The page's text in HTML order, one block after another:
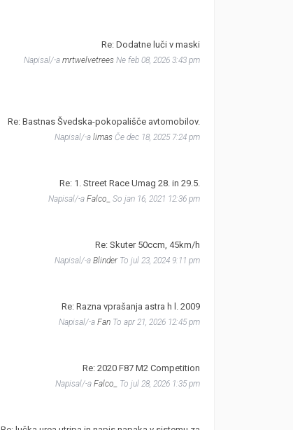
Re: Dodatne luči v maski
Napisal/-a mrtwelvetrees Ne feb 08, 2026 3:43 pm
Re: Bastnas Švedska-pokopališče avtomobilov.
Napisal/-a limas Če dec 18, 2025 7:24 pm
Re: 1. Street Race Umag 28. in 29.5.
Napisal/-a Falco_ So jan 16, 2021 12:36 pm
Re: Skuter 50ccm, 45km/h
Napisal/-a BlinderTo jul 23, 2024 9:11 pm
Re: Razna vprašanja astra h l. 2009
Napisal/-a Fan To apr 21, 2026 12:45 pm
Re: 2020 F87 M2 Competition
Napisal/-a Falco_ To jul 28, 2026 1:35 pm